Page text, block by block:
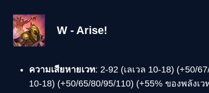
W - Arise!
ความเสียหายเวท: 2-92 (เลเวล 10-18) (+50/
10-18) (+50/65/80/95/110) (+55% ของพลังเว